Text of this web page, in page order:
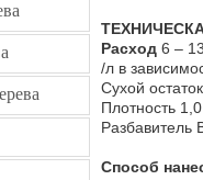
Расход 6 –
/л в
Сухой
Плотность 1,0
Разбавитель
Способ